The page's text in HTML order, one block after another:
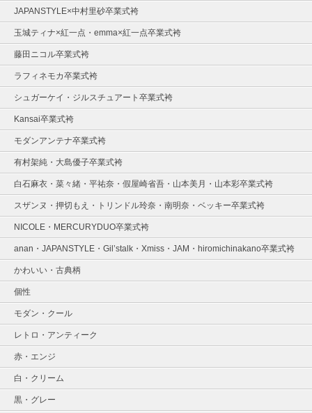
JAPANSTYLE×中村里砂卒業式袴
玉城ティナ×紅一点・emma×紅一点卒業式袴
藤田ニコル卒業式袴
ラフィネモカ卒業式袴
シュガーケイ・ジルスチュアート卒業式袴
Kansai卒業式袴
モダンアンテナ卒業式袴
有村架純・大島優子卒業式袴
白石麻衣・菜々緒・平祐奈・假屋崎省吾・山本美月・山本彩卒業式袴
スザンヌ・押切もえ・トリンドル玲奈・南明奈・ベッキー卒業式袴
NICOLE・MERCURYDUO卒業式袴
anan・JAPANSTYLE・Gil’stalk・Xmiss・JAM・hiromichinakano卒業式袴
かわいい・古典柄
個性
モダン・クール
レトロ・アンティーク
赤・エンジ
白・クリーム
黒・グレー